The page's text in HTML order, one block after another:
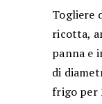
Togliere
ricotta,
panna e
di
frigo per